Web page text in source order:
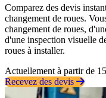
Comparez des devis
changement de roues.
changement de roues,
d'une inspection visuelle
roues à installer.
Actuellement à partir de
Recevez des devis